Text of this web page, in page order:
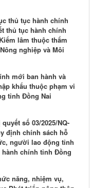
thủ tục hành chính
thủ tục hành chính
lâm thuộc thẩm
nghiệp và Môi
mới ban hành và
khẩu thuộc phạm vi
tỉnh Đồng Nai
số 03/2025/NQ-
định chính sách hỗ
người lao động tỉnh
chính tỉnh Đồng
năng, nhiệm vụ,